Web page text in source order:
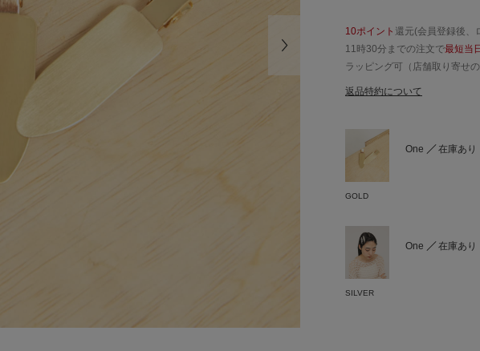
10ポイント 還元(会員登録後、
11時30分までの注文で最短当
ラッピング可（店舗取り寄せの
返品特約について
GOLD
One 在庫あり
SILVER
One 在庫あり